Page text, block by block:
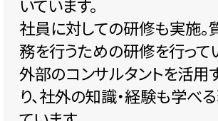
いています。
社員に対しての研修も実施。
務を行うための研修を行って
外部のコンサルタントを活用
り、社外の知識・経験も学べ